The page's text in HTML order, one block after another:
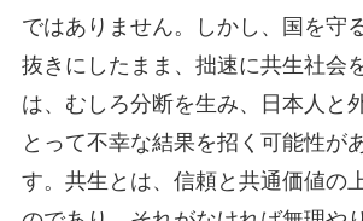
ではありません。しかし、国を守
抜きにしたまま、拙速に共生社会
は、むしろ分断を生み、日本人と
とって不幸な結果を招く可能性が
す。共生とは、信頼と共通価値の